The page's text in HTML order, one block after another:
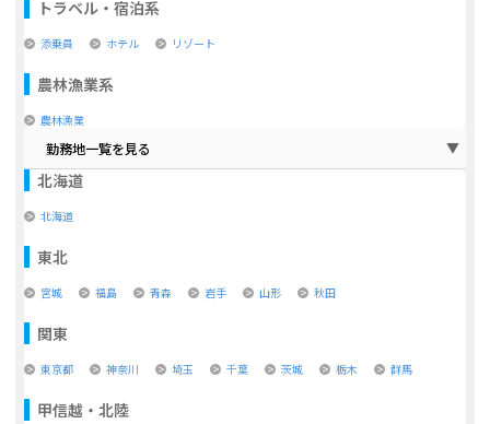
トラベル・宿泊系
添乗員 ホテル リゾート
農林漁業系
農林漁業
勤務地一覧を見る
北海道
北海道
東北
宮城 福島 青森 岩手 山形 秋田
関東
東京都 神奈川 埼玉 千葉 茨城 栃木 群馬
甲信越・北陸